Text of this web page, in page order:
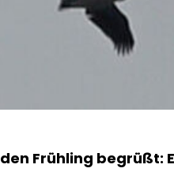
den Frühling begrüßt: